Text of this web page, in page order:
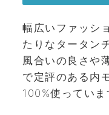
幅広いファッシ
たりなタータン
風合いの良さや
で定評のある内
100%使っていま